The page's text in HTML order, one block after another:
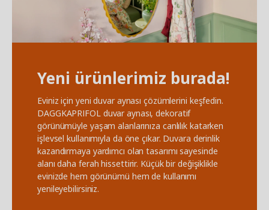
Yeni ürünlerimiz burada!
Eviniz için yeni duvar aynası çözümlerini keşfedin.
DAGGKAPRIFOL duvar aynası, dekoratif
görünümüyle yaşam alanlarınıza canlılık katarken
işlevsel kullanımıyla da öne çıkar. Duvara derinlik
kazandırmaya yardımcı olan tasarımı sayesinde
alanı daha ferah hissettirir. Küçük bir değişiklikle
evinizde hem görünümü hem de kullanımı
yenileyebilirsiniz.